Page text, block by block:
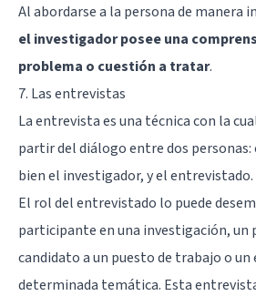
Al abordarse a la persona de manera
el investigador posee una
problema o cuestión a tratar.
7. Las entrevistas
La entrevista es una técnica con la
partir del diálogo entre dos
bien el investigador, y el entrevistado.
El rol del entrevistado lo puede
participante en una investigación, un
candidato a un puesto de trabajo o un
determinada temática. Esta